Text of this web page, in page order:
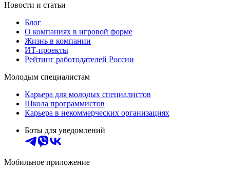
Новости и статьи
Блог
О компаниях в игровой форме
Жизнь в компании
ИТ-проекты
Рейтинг работодателей России
Молодым специалистам
Карьера для молодых специалистов
Школа программистов
Карьера в некоммерческих организациях
Боты для уведомлений
Мобильное приложение